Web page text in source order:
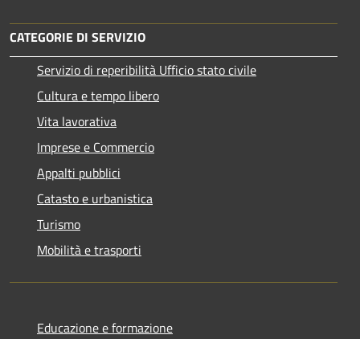
CATEGORIE DI SERVIZIO
Servizio di reperibilità Ufficio stato civile
Cultura e tempo libero
Vita lavorativa
Imprese e Commercio
Appalti pubblici
Catasto e urbanistica
Turismo
Mobilità e trasporti
Educazione e formazione